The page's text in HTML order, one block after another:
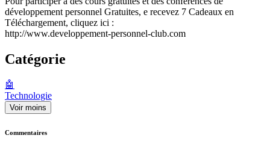
développement personnel Gratuites, e recevez 7 Cadeaux en
Téléchargement, cliquez ici :
http://www.developpement-personnel-club.com
Catégorie
🤖
Technologie
Voir moins
Commentaires